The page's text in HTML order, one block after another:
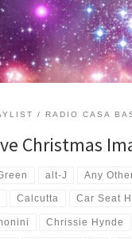
nel 1998 in digitale, […]
RADIO CASA
Christmas
alt-J Any
Calcutta Car Seat
Chrissie Hynde